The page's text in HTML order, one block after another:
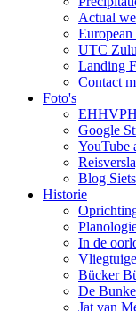
Actual
UTC
Landing
Contact
Foto's
Google
YouTube
Blog
Historie
In de
Bücker
De
Jat van